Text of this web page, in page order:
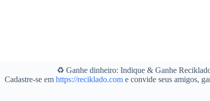
♻️ Ganhe dinheiro: Indique & Ganhe
Cadastre-se em https://reciklado.come convide seus amigos,